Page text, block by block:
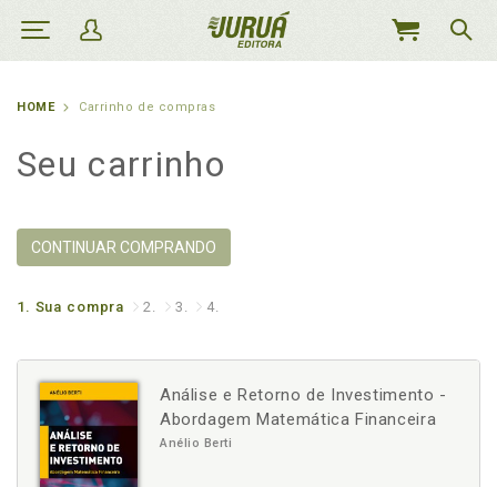
MEU
HOME Carrinho de compras
Seu carrinho
CONTINUAR COMPRANDO
1. Sua compra 2. 3. 4.
Análise e Retorno de Investimento -
Abordagem Matemática Financeira
Anélio Berti